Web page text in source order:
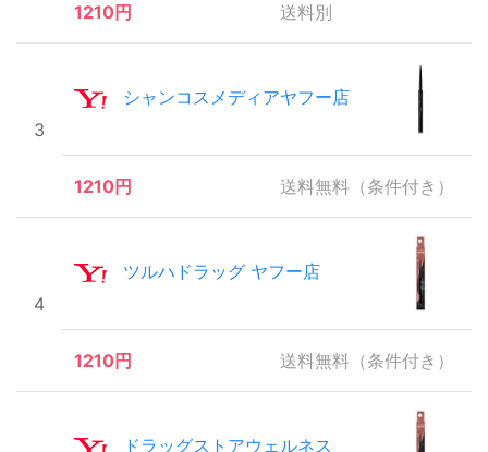
1210円 送料別
3
シャンコスメディアヤフー店
1210円 送料無料（条件付き）
4
ツルハドラッグ ヤフー店
1210円 送料無料（条件付き）
ドラッグストアウェルネス